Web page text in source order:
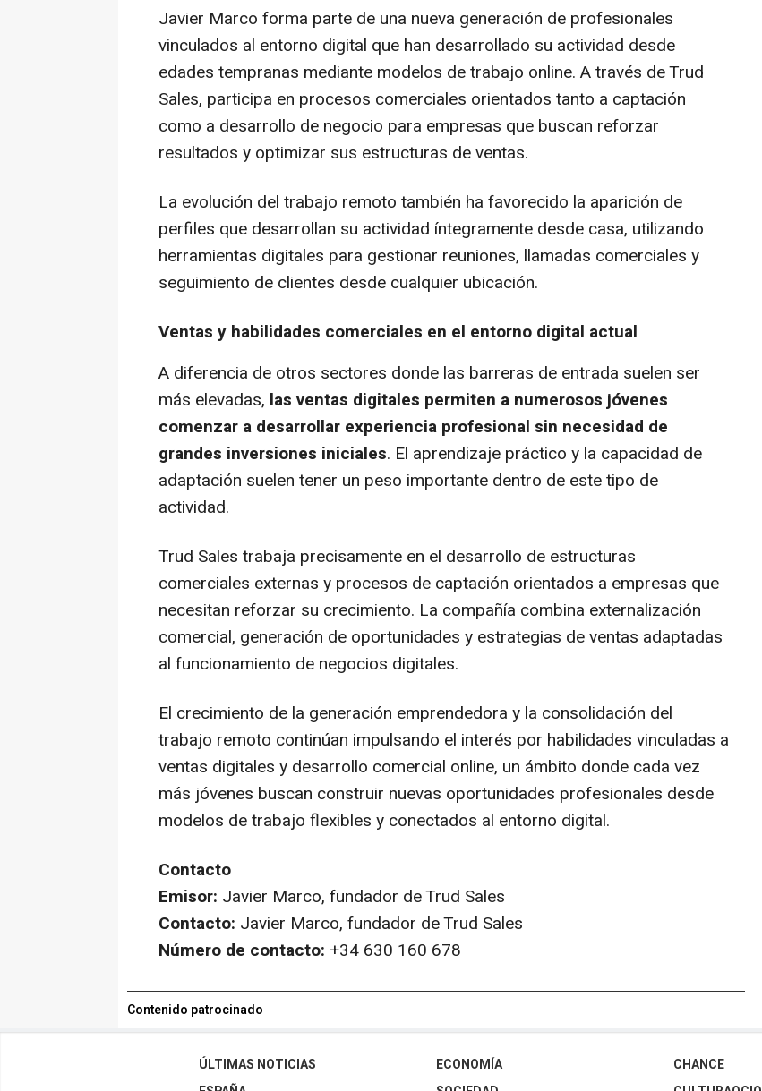
Javier Marco forma parte de una nueva generación de profesionales
vinculados al entorno digital que han desarrollado su actividad desde
edades tempranas mediante modelos de trabajo online. A través de Trud
Sales, participa en procesos comerciales orientados tanto a captación
como a desarrollo de negocio para empresas que buscan reforzar
resultados y optimizar sus estructuras de ventas.
La evolución del trabajo remoto también ha favorecido la aparición de
perfiles que desarrollan su actividad íntegramente desde casa, utilizando
herramientas digitales para gestionar reuniones, llamadas comerciales y
seguimiento de clientes desde cualquier ubicación.
Ventas y habilidades comerciales en el entorno digital actual
A diferencia de otros sectores donde las barreras de entrada suelen ser
más elevadas, las ventas digitales permiten a numerosos jóvenes
comenzar a desarrollar experiencia profesional sin necesidad de
grandes inversiones iniciales. El aprendizaje práctico y la capacidad de
adaptación suelen tener un peso importante dentro de este tipo de
actividad.
Trud Sales trabaja precisamente en el desarrollo de estructuras
comerciales externas y procesos de captación orientados a empresas que
necesitan reforzar su crecimiento. La compañía combina externalización
comercial, generación de oportunidades y estrategias de ventas adaptadas
al funcionamiento de negocios digitales.
El crecimiento de la generación emprendedora y la consolidación del
trabajo remoto continúan impulsando el interés por habilidades vinculadas a
ventas digitales y desarrollo comercial online, un ámbito donde cada vez
más jóvenes buscan construir nuevas oportunidades profesionales desde
modelos de trabajo flexibles y conectados al entorno digital.
Contacto
Emisor: Javier Marco, fundador de Trud Sales
Contacto: Javier Marco, fundador de Trud Sales
Número de contacto: +34 630 160 678
Contenido patrocinado
ÚLTIMAS NOTICIAS
ECONOMÍA
CHANCE